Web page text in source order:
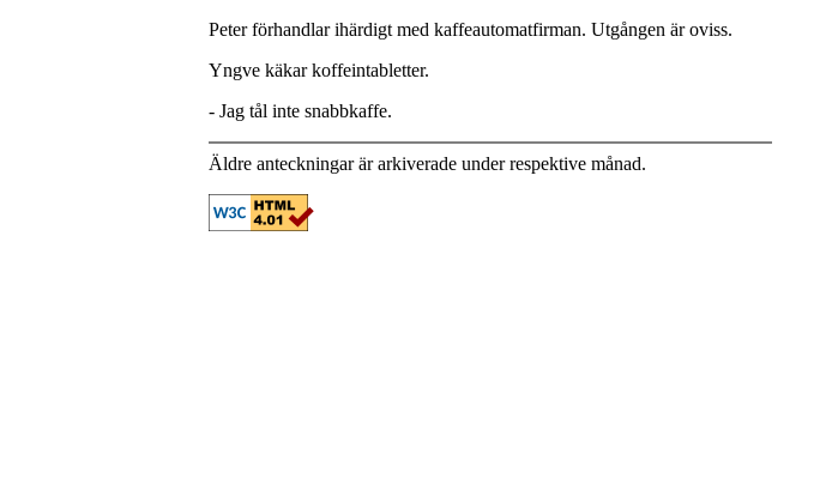
Peter förhandlar ihärdigt med kaffeautomatfirman. Utgången är oviss.
Yngve käkar koffeintabletter.
- Jag tål inte snabbkaffe.
Äldre anteckningar är arkiverade under respektive månad.